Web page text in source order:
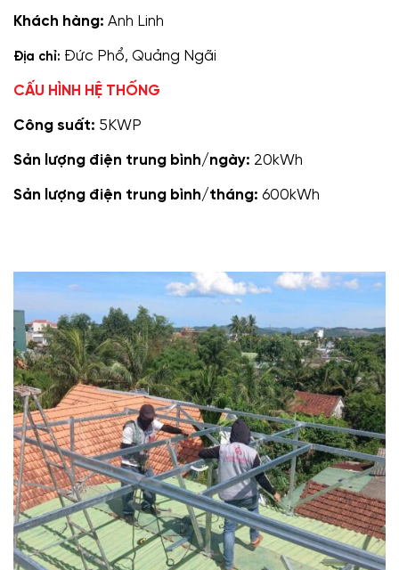
Khách hàng: Anh Linh
Địa chỉ: Đức Phổ, Quảng Ngãi
CẤU HÌNH HỆ THỐNG
Công suất: 5KWP
Sản lượng điện trung bình/ngày: 20kWh
Sản lượng điện trung bình/tháng: 600kWh